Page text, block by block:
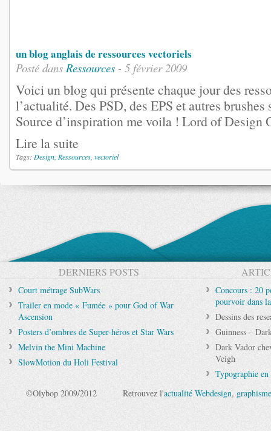
un blog anglais de ressources vectoriels
Posté dans Ressources - 5 février 2009
Voici un blog qui présente chaque jour des
l’actualité. Des PSD, des EPS et autres
Source d’inspiration me voila ! Lord of Design
Lire la suite
Tags: Design Ressources vectoriel
DERNIERS POSTS
Court métrage SubWars
Trailer en mode « Fumée » pour God of War
Ascension
Posters d’ombres de Super-héros et Star Wars
Melvin the Mini Machine
SlowMotion du Holi Festival
Concours : 20
pourvoir dans
Dessins des
Guinness –
Dark Vador
Veigh
Typographie
©Olybop 2009/2012
Retrouvez l'actualité Webdesign, graphisme